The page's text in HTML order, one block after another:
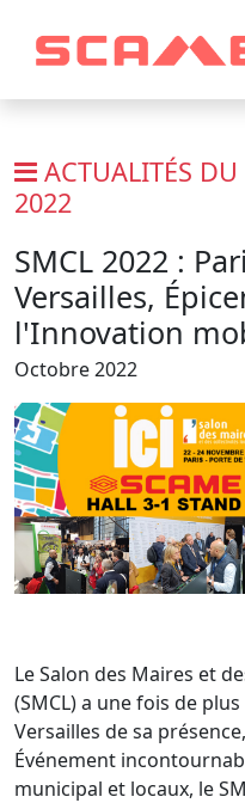
ACTUALITÉS
2022
SMCL 2022 :
Versailles,
l'Innovation
Octobre 2022
Le Salon des Maires et
(SMCL) a une fois de
Versailles de sa
Événement
municipal et locaux, le